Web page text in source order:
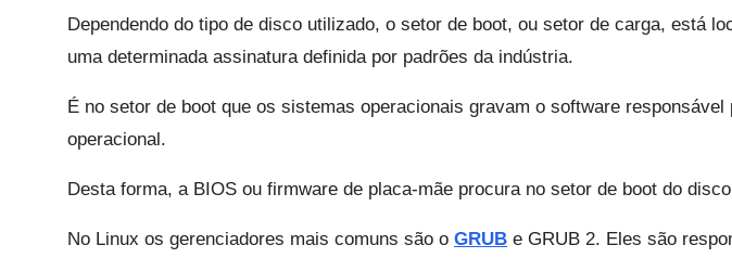
Dependendo do tipo de disco utilizado, o setor de boot, ou setor de carga, está
uma determinada assinatura definida por padrões da indústria.
É no setor de boot que os sistemas operacionais gravam o software
operacional.
Desta forma, a BIOS ou firmware de placa-mãe procura no setor de boot do
No Linux os gerenciadores mais comuns são o GRUB e GRUB 2. Eles são